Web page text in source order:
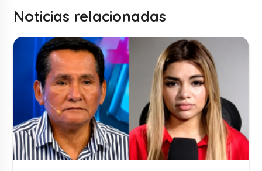
Noticias relacionadas